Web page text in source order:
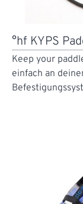
°hf KYPS
Keep your
einfach an